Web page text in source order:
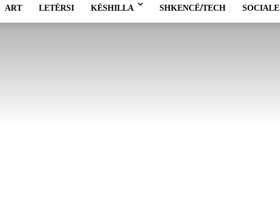
ART LETËRSI KËSHILLA SHKENCË/TECH SOCIALE